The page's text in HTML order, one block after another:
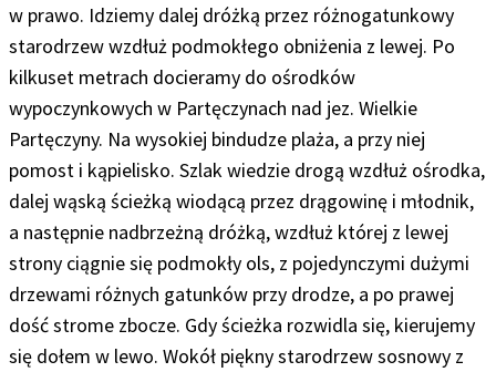
w prawo. Idziemy dalej dróżką przez różnogatunkowy
starodrzew wzdłuż podmokłego obniżenia z lewej. Po
kilkuset metrach docieramy do ośrodków
wypoczynkowych w Partęczynach nad jez. Wielkie
Partęczyny. Na wysokiej bindudze plaża, a przy niej
pomost i kąpielisko. Szlak wiedzie drogą wzdłuż ośrodka,
dalej wąską ścieżką wiodącą przez drągowinę i młodnik,
a następnie nadbrzeżną dróżką, wzdłuż której z lewej
strony ciągnie się podmokły ols, z pojedynczymi dużymi
drzewami różnych gatunków przy drodze, a po prawej
dość strome zbocze. Gdy ścieżka rozwidla się, kierujemy
się dołem w lewo. Wokół piękny starodrzew sosnowy z